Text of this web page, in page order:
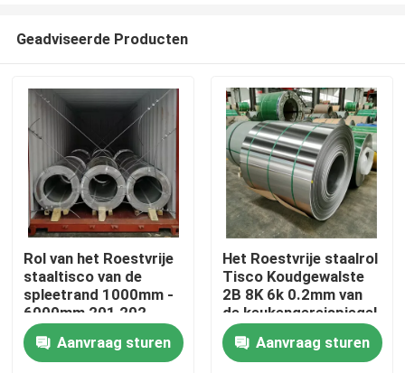
Huis
Geadviseerde Producten
Rol van het Roestvrije
staaltisco van de
spleetrand 1000mm -
6000mm 201 202
Aanvraag sturen
Het Roestvrije staalrol
Tisco Koudgewalste
2B 8K 6k 0.2mm van
de keukengereispiegel
Aanvraag sturen